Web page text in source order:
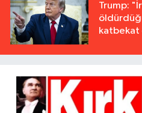
Trump:
katbekat